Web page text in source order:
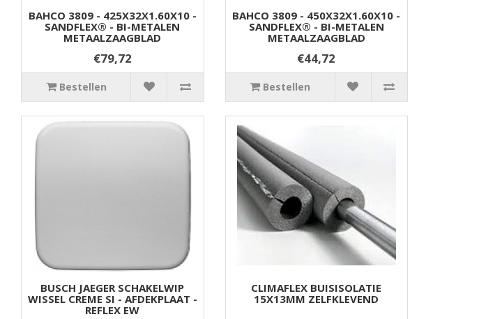
BAHCO 3809 - 425X32X1.60X10 -
SANDFLEX® - BI-METALEN
METAALZAAGBLAD
€79,72
Bestellen
BAHCO 3809 - 450X32X1.60X10 -
SANDFLEX® - BI-METALEN
METAALZAAGBLAD
€44,72
Bestellen
BUSCH JAEGER SCHAKELWIP
WISSEL CREME SI - AFDEKPLAAT -
REFLEX EW
CLIMAFLEX BUISISOLATIE
15X13MM ZELFKLEVEND